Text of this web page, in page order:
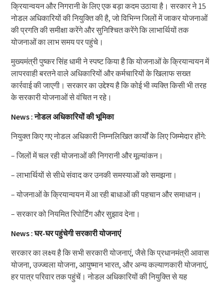
क्रियान्वयन और निगरानी के लिए एक बड़ा कदम उठाया है। सरकार ने 15
नोडल अधिकारियों की नियुक्ति की है, जो विभिन्न जिलों में जाकर योजनाओं
की प्रगति की समीक्षा करेंगे और सुनिश्चित करेंगे कि लाभार्थियों तक
योजनाओं का लाभ समय पर पहुंचे।
मुख्यमंत्री पुष्कर सिंह धामी ने स्पष्ट किया है कि योजनाओं के क्रियान्वयन में
लापरवाही बरतने वाले अधिकारियों और कर्मचारियों के खिलाफ सख्त
कार्रवाई की जाएगी। सरकार का उद्देश्य है कि कोई भी व्यक्ति किसी भी तरह
के सरकारी योजनाओं से वंचित न रहे।
News : नोडल अधिकारियों की भूमिका
नियुक्त किए गए नोडल अधिकारी निम्नलिखित कार्यों के लिए जिम्मेदार होंगे:
– जिलों में चल रही योजनाओं की निगरानी और मूल्यांकन।
– लाभार्थियों से सीधे संवाद कर उनकी समस्याओं को समझना।
– योजनाओं के क्रियान्वयन में आ रही बाधाओं की पहचान और समाधान।
– सरकार को नियमित रिपोर्टिंग और सुझाव देना।
News : घर-घर पहुंचेगी सरकारी योजनाएं
सरकार का लक्ष्य है कि सभी सरकारी योजनाएं, जैसे कि प्रधानमंत्री आवास
योजना, उज्ज्वला योजना, आयुष्मान भारत, और अन्य कल्याणकारी योजनाएं,
हर पात्र परिवार तक पहुंचें। नोडल अधिकारियों की नियुक्ति से यह